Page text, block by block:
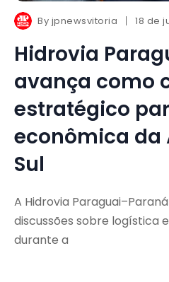
By jpnewsvitoria 18 de
Hidrovia
avança como
estratégico
econômica da
Sul
A Hidrovia
discussões sobre logística
durante a